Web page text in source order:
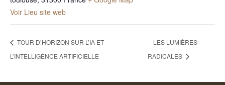
Voir Lieu site web
TOUR D’HORIZON SUR L’IA ET
L’INTELLIGENCE ARTIFICIELLE
LES LUMIÈRES
RADICALES